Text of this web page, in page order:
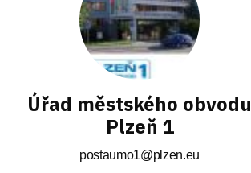
Úřad městského obvodu
Plzeň 1
postaumo1@plzen.eu